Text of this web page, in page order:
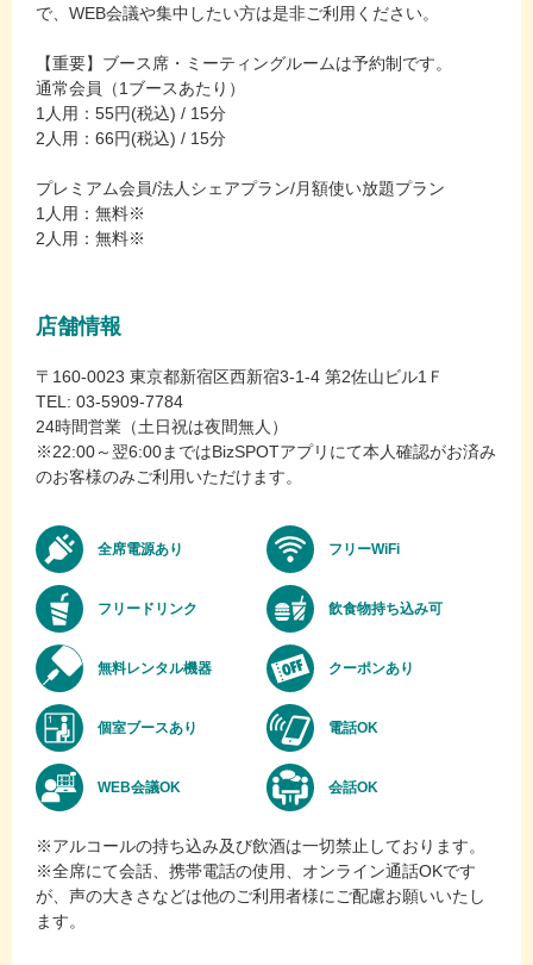
で、WEB会議や集中したい方は是非ご利用ください。
【重要】ブース席・ミーティングルームは予約制です。
通常会員（1ブースあたり）
1人用：55円(税込) / 15分
2人用：66円(税込) / 15分
プレミアム会員/法人シェアプラン/月額使い放題プラン
1人用：無料※
2人用：無料※
店舗情報
〒160-0023 東京都新宿区西新宿3-1-4 第2佐山ビル1Ｆ
TEL: 03-5909-7784
24時間営業（土日祝は夜間無人）
※22:00～翌6:00まではBizSPOTアプリにて本人確認がお済み
のお客様のみご利用いただけます。
全席電源あり フリーWiFi
フリードリンク 飲食物持ち込み可
無料レンタル機器 クーポンあり
個室ブースあり 電話OK
WEB会議OK 会話OK
※アルコールの持ち込み及び飲酒は一切禁止しております。
※全席にて会話、携帯電話の使用、オンライン通話OKです
が、声の大きさなどは他のご利用者様にご配慮お願いいたし
ます。